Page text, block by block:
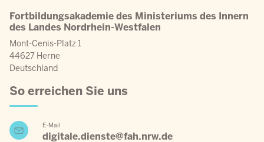
Fortbildungsakademie des Ministeriums des Innern
des Landes Nordrhein-Westfalen
Mont-Cenis-Platz 1
44627 Herne
Deutschland
So erreichen Sie uns
E-Mail
digitale.dienste@fah.nrw.de